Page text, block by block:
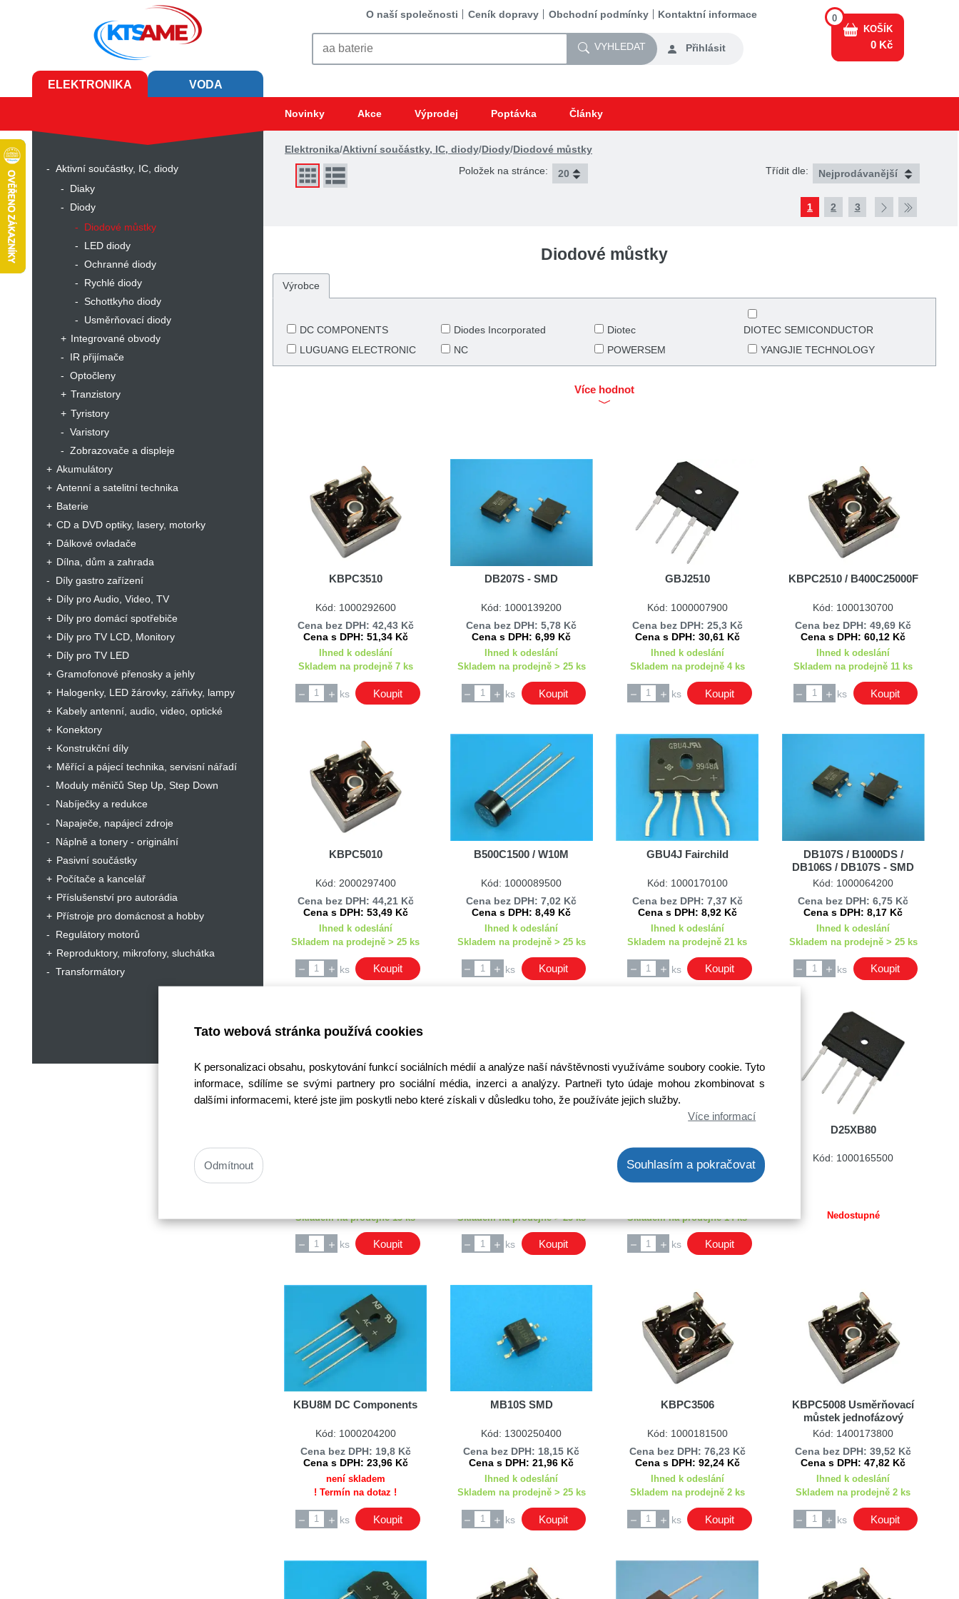
Tato webová stránka používá cookies
K personalizaci obsahu, poskytování funkcí sociálních médií a analýze naší návštěvnosti využíváme soubory cookie. Tyto
informace, sdílíme se svými partnery pro sociální média, inzerci a analýzy. Partneři tyto údaje mohou zkombinovat s
dalšími informacemi, které jste jim poskytli nebo které získali v důsledku toho, že používáte jejich služby.
Více informací
Souhlasím a pokračovat
Odmítnout
ELEKTRONIKA VODA
O naší společnosti Ceník dopravy Obchodní podmínky Kontaktní informace
Přihlásit
VYHLEDAT
0
KOŠÍK
0 Kč
Novinky Akce Výprodej Poptávka Články
Aktivní součástky, IC, diody
Diaky
Diody
Diodové můstky
LED diody
Ochranné diody
Rychlé diody
Schottkyho diody
Usměrňovací diody
Integrované obvody
IR přijímače
Optočleny
Tranzistory
Tyristory
Varistory
Zobrazovače a displeje
Akumulátory
Antenní a satelitní technika
Baterie
CD a DVD optiky, lasery, motorky
Dálkové ovladače
Dílna, dům a zahrada
Díly gastro zařízení
Díly pro Audio, Video, TV
Díly pro domácí spotřebiče
Díly pro TV LCD, Monitory
Díly pro TV LED
Gramofonové přenosky a jehly
Halogenky, LED žárovky, zářivky, lampy
Kabely antenní, audio, video, optické
Konektory
Konstrukční díly
Měřící a pájecí technika, servisní nářadí
Moduly měničů Step Up, Step Down
Nabíječky a redukce
Napaječe, napájecí zdroje
Náplně a tonery - originální
Pasivní součástky
Počítače a kancelář
Příslušenství pro autorádia
Přístroje pro domácnost a hobby
Regulátory motorů
Reproduktory, mikrofony, sluchátka
Transformátory
Elektronika/Aktivní součástky, IC, diody/Diody/Diodové můstky
Položek na stránce:
Třídit dle:
1 2 3
Diodové můstky
Výrobce
DC COMPONENTS Diodes Incorporated Diotec
DIOTEC SEMICONDUCTOR
LUGUANG ELECTRONIC
NC POWERSEM YANGJIE TECHNOLOGY
Více hodnot
KBPC3510
Kód: 1000292600
Cena bez DPH: 42,43 Kč
Cena s DPH: 51,34 Kč
Ihned k odeslání
Skladem na prodejně 7 ks
ks Koupit
DB207S - SMD
Kód: 1000139200
Cena bez DPH: 5,78 Kč
Cena s DPH: 6,99 Kč
Ihned k odeslání
Skladem na prodejně > 25 ks
ks Koupit
GBJ2510
Kód: 1000007900
Cena bez DPH: 25,3 Kč
Cena s DPH: 30,61 Kč
Ihned k odeslání
Skladem na prodejně 4 ks
ks Koupit
KBPC2510 / B400C25000F
Kód: 1000130700
Cena bez DPH: 49,69 Kč
Cena s DPH: 60,12 Kč
Ihned k odeslání
Skladem na prodejně 11 ks
ks Koupit
KBPC5010
Kód: 2000297400
Cena bez DPH: 44,21 Kč
Cena s DPH: 53,49 Kč
Ihned k odeslání
Skladem na prodejně > 25 ks
ks Koupit
B500C1500 / W10M
Kód: 1000089500
Cena bez DPH: 7,02 Kč
Cena s DPH: 8,49 Kč
Ihned k odeslání
Skladem na prodejně > 25 ks
ks Koupit
GBU4J Fairchild
Kód: 1000170100
Cena bez DPH: 7,37 Kč
Cena s DPH: 8,92 Kč
Ihned k odeslání
Skladem na prodejně 21 ks
ks Koupit
DB107S / B1000DS /
DB106S / DB107S - SMD
Kód: 1000064200
Cena bez DPH: 6,75 Kč
Cena s DPH: 8,17 Kč
Ihned k odeslání
Skladem na prodejně > 25 ks
ks Koupit
Skladem na prodejně 15 ks
ks Koupit
Skladem na prodejně > 25 ks
ks Koupit
Kód: 1000045200
Skladem na prodejně 14 ks
ks Koupit
D25XB80
Kód: 1000165500
Nedostupné
KBU8M DC Components
Kód: 1000204200
Cena bez DPH: 19,8 Kč
Cena s DPH: 23,96 Kč
není skladem
! Termín na dotaz !
ks Koupit
MB10S SMD
Kód: 1300250400
Cena bez DPH: 18,15 Kč
Cena s DPH: 21,96 Kč
Ihned k odeslání
Skladem na prodejně > 25 ks
ks Koupit
KBPC3506
Kód: 1000181500
Cena bez DPH: 76,23 Kč
Cena s DPH: 92,24 Kč
Ihned k odeslání
Skladem na prodejně 2 ks
ks Koupit
KBPC5008 Usměrňovací
můstek jednofázový
Kód: 1400173800
Cena bez DPH: 39,52 Kč
Cena s DPH: 47,82 Kč
Ihned k odeslání
Skladem na prodejně 2 ks
ks Koupit